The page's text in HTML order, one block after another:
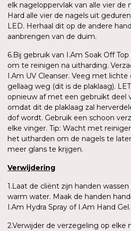
elk nageloppervlak van alle vier de
Hard alle vier de nagels uit
LED. Herhaal dit op de andere
aanbrengen van de duim.
6.Bij gebruik van I.Am Soak Off
om te reinigen na uitharding.
I.Am UV Cleanser. Veeg met
gellaag weg (dit is de plaklaag).
opnieuw af met een gebruikt deel
omdat dit de plaklaag zal
dof wordt. Gebruik een schoon
elke vinger. Tip: Wacht met
het uitharden om de nagels te
meer glans te krijgen.
Verwijdering
1.Laat de cliënt zijn handen
warm water. Maak de handen
I.Am Hydra Spray of I.Am Hand Gel.
2.Verwijder de verzegeling op elke